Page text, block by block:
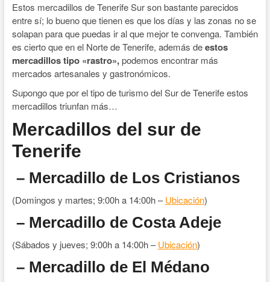
Estos mercadillos de Tenerife Sur son bastante parecidos
entre sí; lo bueno que tienen es que los días y las zonas no se
solapan para que puedas ir al que mejor te convenga. También
es cierto que en el Norte de Tenerife, además deestos
mercadillos tipo «rastro»,podemos encontrar más
mercados artesanales y gastronómicos.
Supongo que por el tipo de turismo del Sur de Tenerife estos
mercadillos triunfan más…
Mercadillos del sur de
Tenerife
– Mercadillo de Los Cristianos
(Domingos y martes; 9:00h a 14:00h –Ubicación)
– Mercadillo de Costa Adeje
(Sábados y jueves; 9:00h a 14:00h –Ubicación)
– Mercadillo de El Médano